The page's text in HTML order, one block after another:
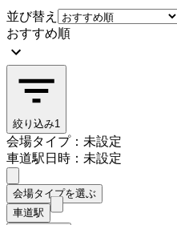
並び替え
おすすめ順
絞り込み1
会場タイプ：未設定
車道駅日時：未設定
会場タイプを選ぶ
車道駅